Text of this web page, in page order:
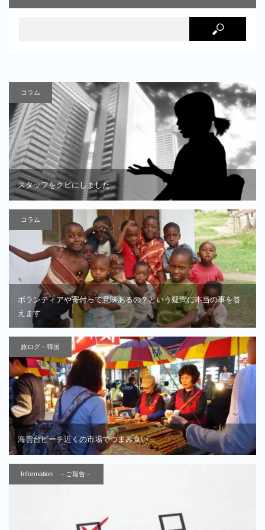
コラム
スタッフをクビにしました
コラム
ボランティアや寄付って意味あるの？という疑問に本当の事を答
えます
旅ログ－韓国
海雲台ビーチ近くの市場でつまみ食い
Information －ご報告－